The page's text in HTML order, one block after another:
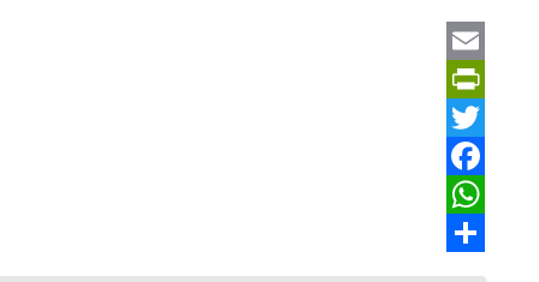
Email
PrintFriendly
Twitter
Facebook
WhatsApp